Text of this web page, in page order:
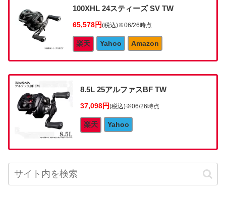
100XHL 24スティーズ SV TW
65,578円(税込)※06/26時点
楽天 Yahoo Amazon
8.5L 25アルファスBF TW
37,098円(税込)※06/26時点
楽天 Yahoo